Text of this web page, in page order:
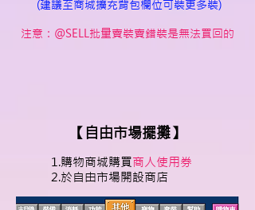
【自由市場擺攤】
1.購物商城購買商人使用券
2.於自由市場開設商店
(建議至商城擴充背包欄位可裝更多裝)
注意：@SELL批量賣裝賣錯裝是無法買回的